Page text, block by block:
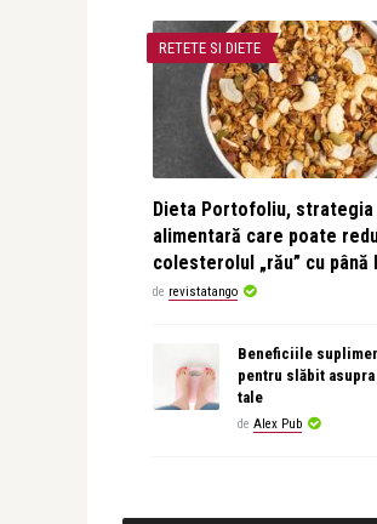
RETETE SI DIETE
Dieta Portofoliu, strategia
alimentară care poate
colesterolul „rău” cu până
de revistatango
Beneficiile
pentru slăbit
tale
de Alex Pub